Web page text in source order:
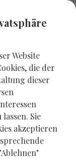
Website
die der
dieser
Sie
akzeptieren